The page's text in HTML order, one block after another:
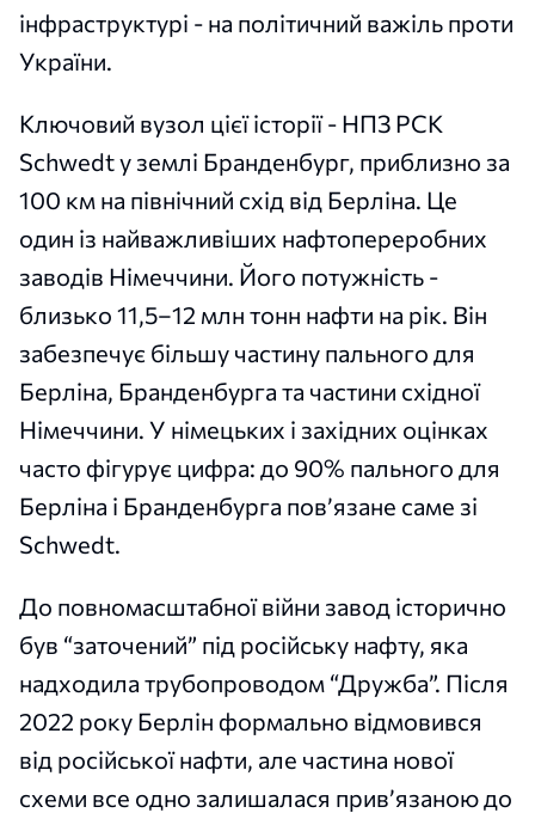
інфраструктурі - на політичний важіль проти
України.
Ключовий вузол цієї історії - НПЗ PCK
Schwedt у землі Бранденбург, приблизно за
100 км на північний схід від Берліна. Це
один із найважливіших нафтопереробних
заводів Німеччини. Його потужність -
близько 11,5–12 млн тонн нафти на рік. Він
забезпечує більшу частину пального для
Берліна, Бранденбурга та частини східної
Німеччини. У німецьких і західних оцінках
часто фігурує цифра: до 90% пального для
Берліна і Бранденбурга пов’язане саме зі
Schwedt.
До повномасштабної війни завод історично
був “заточений” під російську нафту, яка
надходила трубопроводом “Дружба”. Після
2022 року Берлін формально відмовився
від російської нафти, але частина нової
схеми все одно залишалася прив’язаною до